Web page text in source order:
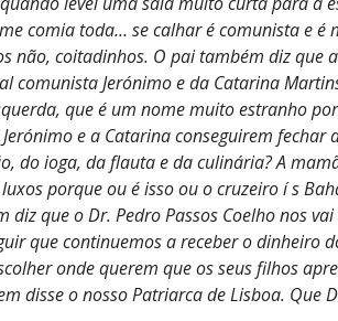
comia toda… se calhar é comunista e é
não, coitadinhos. O pai também diz que
comunista Jerónimo e da Catarina
que é um nome muito estranho
e a Catarina conseguirem fechar
do ioga, da flauta e da culinária? A
porque ou é isso ou o cruzeiro í s
que o Dr. Pedro Passos Coelho nos
que continuemos a receber o dinheiro
onde querem que os seus filhos
disse o nosso Patriarca de Lisboa. Que